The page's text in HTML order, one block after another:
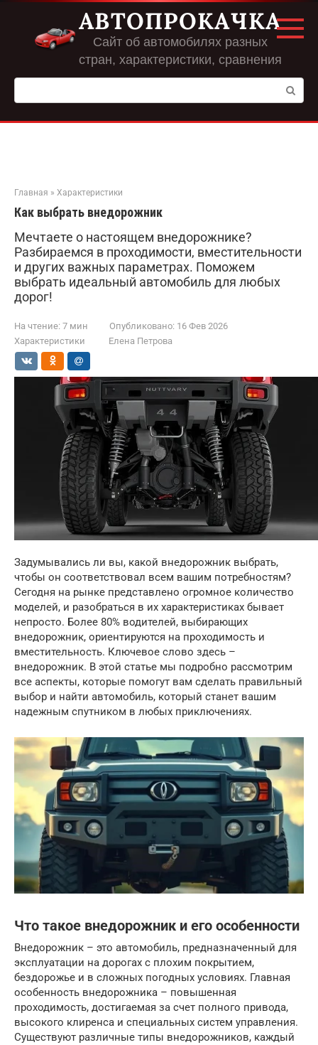
Перейти
контенту
АВТОПРОКАЧКА
Сайт об автомобилях разных
стран, характеристики, сравнения
Поиск:
Главная » Характеристики
Как выбрать внедорожник
Мечтаете о настоящем внедорожнике?
Разбираемся в проходимости, вместительности
и других важных параметрах. Поможем
выбрать идеальный автомобиль для любых
дорог!
На чтение: 7 мин Опубликовано: 16 Фев 2026
Характеристики
Елена Петрова
Задумывались ли вы, какой внедорожник выбрать,
чтобы он соответствовал всем вашим потребностям?
Сегодня на рынке представлено огромное количество
моделей, и разобраться в их характеристиках бывает
непросто. Более 80% водителей, выбирающих
внедорожник, ориентируются на проходимость и
вместительность. Ключевое слово здесь –
внедорожник. В этой статье мы подробно рассмотрим
все аспекты, которые помогут вам сделать правильный
выбор и найти автомобиль, который станет вашим
надежным спутником в любых приключениях.
Что такое внедорожник и его особенности
Внедорожник – это автомобиль, предназначенный для
эксплуатации на дорогах с плохим покрытием,
бездорожье и в сложных погодных условиях. Главная
особенность внедорожника – повышенная
проходимость, достигаемая за счет полного привода,
высокого клиренса и специальных систем управления.
Существуют различные типы внедорожников, каждый